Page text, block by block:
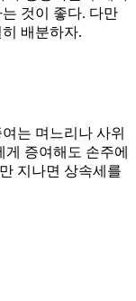
것이 좋다. 다만
배분하자.
는 며느리나 사위
증여해도 손주에
지나면 상속세를